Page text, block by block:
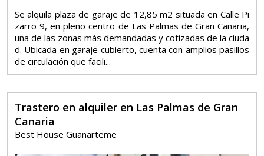
Se alquila plaza de garaje de 12,85 m2 situada en Calle Pi
zarro 9, en pleno centro de Las Palmas de Gran Canaria,
una de las zonas más demandadas y cotizadas de la ciuda
d. Ubicada en garaje cubierto, cuenta con amplios pasillos
de circulación que facili...
Trastero en alquiler en Las Palmas de Gran
Canaria
Best House Guanarteme